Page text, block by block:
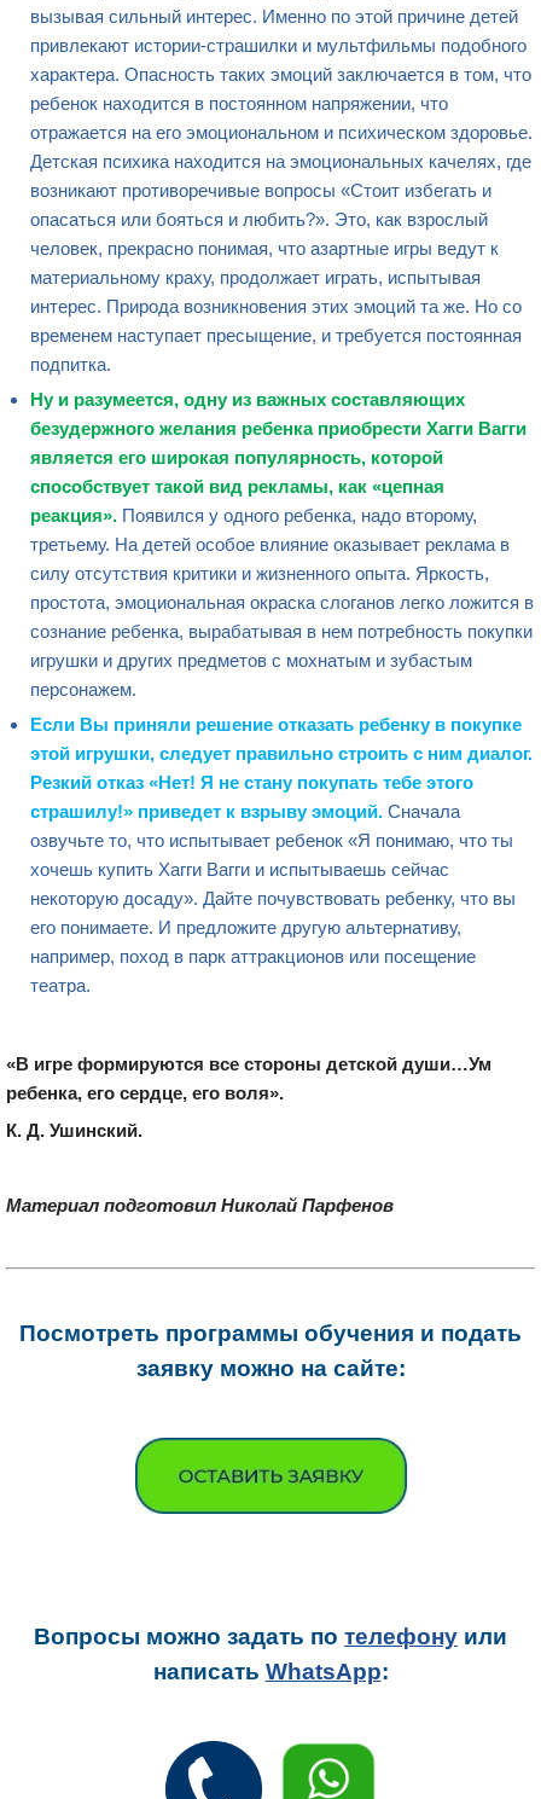
вызывая сильный интерес. Именно по этой причине детей
привлекают истории-страшилки и мультфильмы подобного
характера. Опасность таких эмоций заключается в том, что
ребенок находится в постоянном напряжении, что
отражается на его эмоциональном и психическом здоровье.
Детская психика находится на эмоциональных качелях, где
возникают противоречивые вопросы «Стоит избегать и
опасаться или бояться и любить?». Это, как взрослый
человек, прекрасно понимая, что азартные игры ведут к
материальному краху, продолжает играть, испытывая
интерес. Природа возникновения этих эмоций та же. Но со
временем наступает пресыщение, и требуется постоянная
подпитка.
Ну и разумеется, одну из важных составляющих
безудержного желания ребенка приобрести Хагги Вагги
является его широкая популярность, которой
способствует такой вид рекламы, как «цепная
реакция». Появился у одного ребенка, надо второму,
третьему. На детей особое влияние оказывает реклама в
силу отсутствия критики и жизненного опыта. Яркость,
простота, эмоциональная окраска слоганов легко ложится в
сознание ребенка, вырабатывая в нем потребность покупки
игрушки и других предметов с мохнатым и зубастым
персонажем.
Если Вы приняли решение отказать ребенку в покупке
этой игрушки, следует правильно строить с ним диалог.
Резкий отказ «Нет! Я не стану покупать тебе этого
страшилу!» приведет к взрыву эмоций. Сначала
озвучьте то, что испытывает ребенок «Я понимаю, что ты
хочешь купить Хагги Вагги и испытываешь сейчас
некоторую досаду». Дайте почувствовать ребенку, что вы
его понимаете. И предложите другую альтернативу,
например, поход в парк аттракционов или посещение
театра.
«В игре формируются все стороны детской души…Ум
ребенка, его сердце, его воля».
К. Д. Ушинский.
Материал подготовил Николай Парфенов
Посмотреть программы обучения и подать
заявку можно на сайте:
Вопросы можно задать по телефону или
написать WhatsApp: